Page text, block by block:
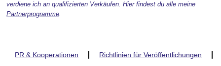
verdiene ich an qualifizierten Verkäufen. Hier findest du alle meine
Partnerprogramme.
PR & Kooperationen Richtlinien für Veröffentlichungen